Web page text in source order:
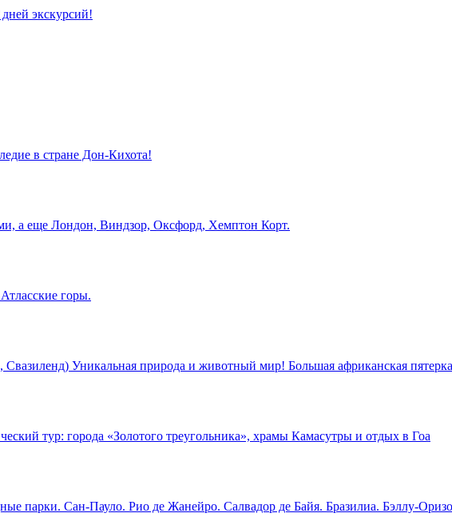
экскурсий!
в стране Дон-Кихота!
а еще Лондон, Виндзор, Оксфорд, Хемптон Корт.
горы.
Уникальная природа и животный мир! Большая африканская
тур: города «Золотого треугольника», храмы Камасутры и отдых в Гоа
парки. Сан-Пауло. Рио де Жанейро. Салвадор де Байя. Бразилиа. Бэллу-